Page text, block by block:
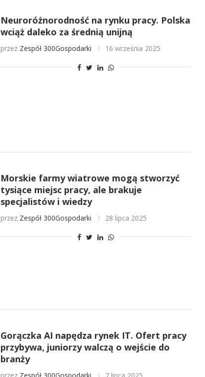
Neuroróżnorodność na rynku pracy. Polska
wciąż daleko za średnią unijną
przez Zespół 300Gospodarki 16 września 2025
Morskie farmy wiatrowe mogą stworzyć
tysiące miejsc pracy, ale brakuje
specjalistów i wiedzy
przez Zespół 300Gospodarki 28 lipca 2025
Gorączka AI napędza rynek IT. Ofert pracy
przybywa, juniorzy walczą o wejście do
branży